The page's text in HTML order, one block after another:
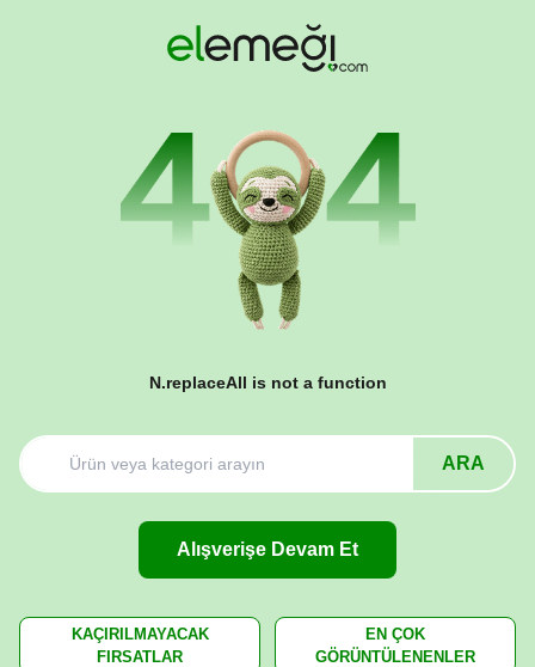
N.replaceAll is not a function
ARA
Alışverişe Devam Et
KAÇIRILMAYACAK
FIRSATLAR
EN ÇOK
GÖRÜNTÜLENENLER